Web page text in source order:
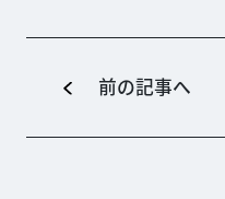
前の記事へ